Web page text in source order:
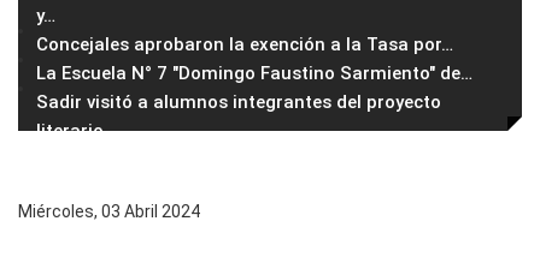
y…
Concejales aprobaron la exención a la Tasa por…
La Escuela N° 7 "Domingo Faustino Sarmiento" de…
Sadir visitó a alumnos integrantes del proyecto
literario…
Miércoles, 03 Abril 2024